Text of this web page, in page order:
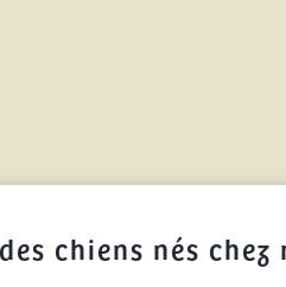
chiens nés chez